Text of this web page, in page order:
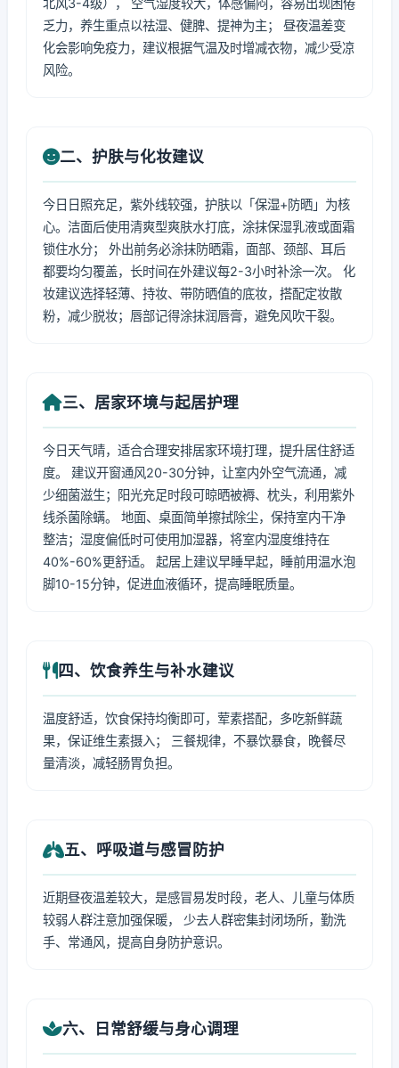
北风3-4级）， 空气湿度较大，体感偏闷，容易出现困倦
乏力，养生重点以祛湿、健脾、提神为主； 昼夜温差变
化会影响免疫力，建议根据气温及时增减衣物，减少受凉
风险。
二、护肤与化妆建议
今日日照充足，紫外线较强，护肤以「保湿+防晒」为核
心。洁面后使用清爽型爽肤水打底，涂抹保湿乳液或面霜
锁住水分； 外出前务必涂抹防晒霜，面部、颈部、耳后
都要均匀覆盖，长时间在外建议每2-3小时补涂一次。 化
妆建议选择轻薄、持妆、带防晒值的底妆，搭配定妆散
粉，减少脱妆；唇部记得涂抹润唇膏，避免风吹干裂。
三、居家环境与起居护理
今日天气晴，适合合理安排居家环境打理，提升居住舒适
度。 建议开窗通风20-30分钟，让室内外空气流通，减
少细菌滋生；阳光充足时段可晾晒被褥、枕头，利用紫外
线杀菌除螨。 地面、桌面简单擦拭除尘，保持室内干净
整洁；湿度偏低时可使用加湿器，将室内湿度维持在
40%-60%更舒适。 起居上建议早睡早起，睡前用温水泡
脚10-15分钟，促进血液循环，提高睡眠质量。
四、饮食养生与补水建议
温度舒适，饮食保持均衡即可，荤素搭配，多吃新鲜蔬
果，保证维生素摄入； 三餐规律，不暴饮暴食，晚餐尽
量清淡，减轻肠胃负担。
五、呼吸道与感冒防护
近期昼夜温差较大，是感冒易发时段，老人、儿童与体质
较弱人群注意加强保暖， 少去人群密集封闭场所，勤洗
手、常通风，提高自身防护意识。
六、日常舒缓与身心调理